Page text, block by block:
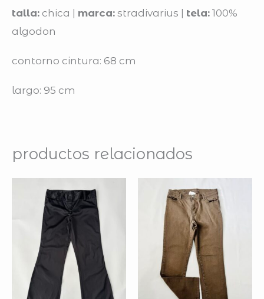
talla: chica | marca: stradivarius | tela: 100%
algodon
contorno cintura: 68 cm
largo: 95 cm
productos relacionados